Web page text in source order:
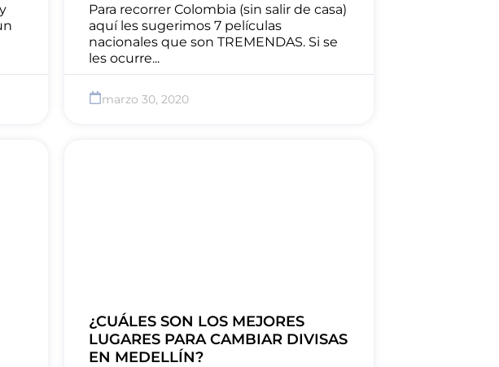
Para recorrer Colombia (sin salir de casa)
aquí les sugerimos 7 películas
nacionales que son TREMENDAS. Si se
les ocurre...
marzo 30, 2020
¿CUÁLES SON LOS MEJORES
LUGARES PARA CAMBIAR DIVISAS
EN MEDELLÍN?